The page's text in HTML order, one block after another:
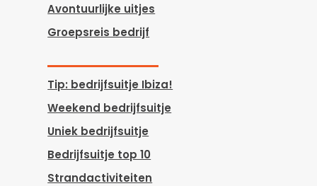
Avontuurlijke uitjes
Groepsreis bedrijf
Tip: bedrijfsuitje Ibiza!
Weekend bedrijfsuitje
Uniek bedrijfsuitje
Bedrijfsuitje top 10
Strandactiviteiten